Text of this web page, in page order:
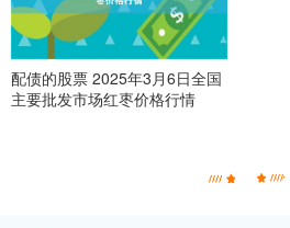
配债的股票 2025年3月6日全国
主要批发市场红枣价格行情